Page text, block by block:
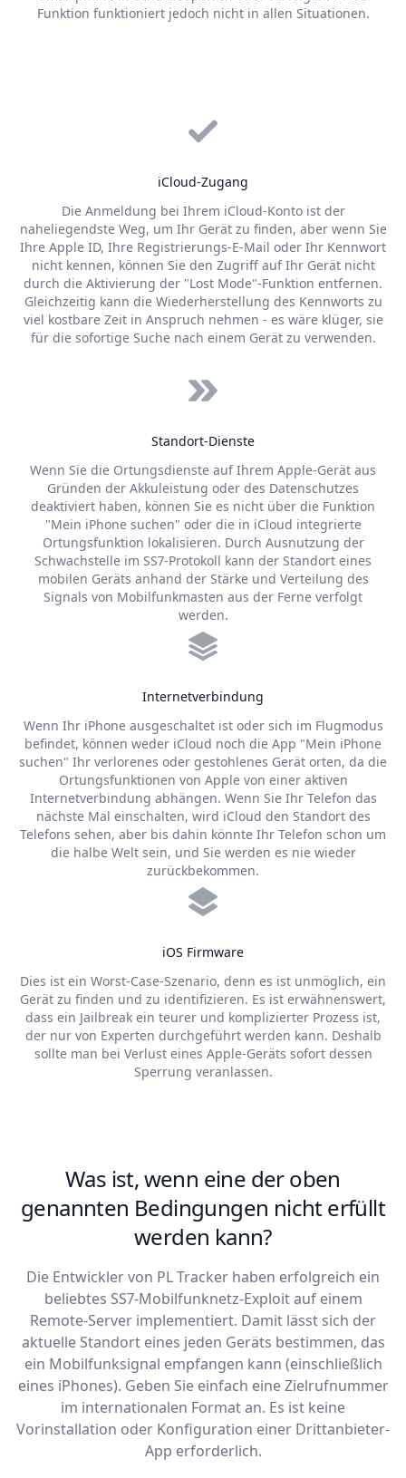
Funktion funktioniert jedoch nicht in allen Situationen.
iCloud-Zugang
Die Anmeldung bei Ihrem iCloud-Konto ist der
naheliegendste Weg, um Ihr Gerät zu finden, aber wenn Sie
Ihre Apple ID, Ihre Registrierungs-E-Mail oder Ihr Kennwort
nicht kennen, können Sie den Zugriff auf Ihr Gerät nicht
durch die Aktivierung der "Lost Mode"-Funktion entfernen.
Gleichzeitig kann die Wiederherstellung des Kennworts zu
viel kostbare Zeit in Anspruch nehmen - es wäre klüger, sie
für die sofortige Suche nach einem Gerät zu verwenden.
Standort-Dienste
Wenn Sie die Ortungsdienste auf Ihrem Apple-Gerät aus
Gründen der Akkuleistung oder des Datenschutzes
deaktiviert haben, können Sie es nicht über die Funktion
"Mein iPhone suchen" oder die in iCloud integrierte
Ortungsfunktion lokalisieren. Durch Ausnutzung der
Schwachstelle im SS7-Protokoll kann der Standort eines
mobilen Geräts anhand der Stärke und Verteilung des
Signals von Mobilfunkmasten aus der Ferne verfolgt
werden.
Internetverbindung
Wenn Ihr iPhone ausgeschaltet ist oder sich im Flugmodus
befindet, können weder iCloud noch die App "Mein iPhone
suchen" Ihr verlorenes oder gestohlenes Gerät orten, da die
Ortungsfunktionen von Apple von einer aktiven
Internetverbindung abhängen. Wenn Sie Ihr Telefon das
nächste Mal einschalten, wird iCloud den Standort des
Telefons sehen, aber bis dahin könnte Ihr Telefon schon um
die halbe Welt sein, und Sie werden es nie wieder
zurückbekommen.
iOS Firmware
Dies ist ein Worst-Case-Szenario, denn es ist unmöglich, ein
Gerät zu finden und zu identifizieren. Es ist erwähnenswert,
dass ein Jailbreak ein teurer und komplizierter Prozess ist,
der nur von Experten durchgeführt werden kann. Deshalb
sollte man bei Verlust eines Apple-Geräts sofort dessen
Sperrung veranlassen.
Was ist, wenn eine der oben
genannten Bedingungen nicht erfüllt
werden kann?
Die Entwickler von PL Tracker haben erfolgreich ein
beliebtes SS7-Mobilfunknetz-Exploit auf einem
Remote-Server implementiert. Damit lässt sich der
aktuelle Standort eines jeden Geräts bestimmen, das
ein Mobilfunksignal empfangen kann (einschließlich
eines iPhones). Geben Sie einfach eine Zielrufnummer
im internationalen Format an. Es ist keine
Vorinstallation oder Konfiguration einer Drittanbieter-
App erforderlich.